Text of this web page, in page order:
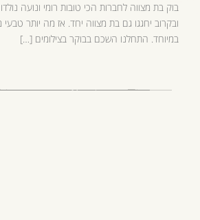
בוק בת מצווה לחברות הכי טובות רומי ונועה
ובקרוב יחגגו גם בת מצווה יחד. אז מה יותר
במיוחד. התחלנו השכם בבוקר בצילומים […]